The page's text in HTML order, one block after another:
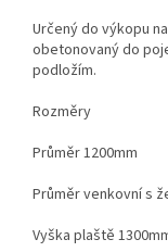
Určený do výkopu
obetonovaný do
podložím.
Rozměry
Průměr 1200mm
Průměr venkovní s
Vyška plaště